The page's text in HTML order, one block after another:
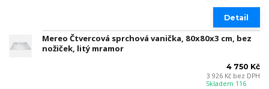
Detail
Mereo Čtvercová sprchová vanička, 80x80x3 cm, bez
nožiček, litý mramor
4 750 Kč
3 926 Kč bez DPH
Skladem 116